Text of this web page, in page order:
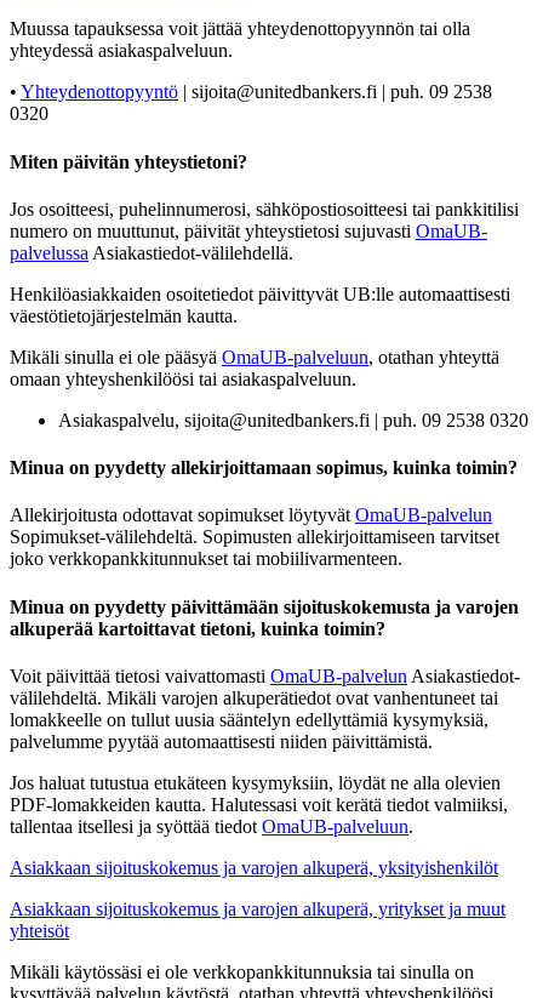
Muussa tapauksessa voit jättää yhteydenottopyynnön tai olla
yhteydessä asiakaspalveluun.
• Yhteydenottopyyntö | sijoita@unitedbankers.fi | puh. 09 2538
0320
Miten päivitän yhteystietoni?
Jos osoitteesi, puhelinnumerosi, sähköpostiosoitteesi tai pankkitilisi
numero on muuttunut, päivität yhteystietosi sujuvasti OmaUB-
palvelussa Asiakastiedot-välilehdellä.
Henkilöasiakkaiden osoitetiedot päivittyvät UB:lle automaattisesti
väestötietojärjestelmän kautta.
Mikäli sinulla ei ole pääsyä OmaUB-palveluun, otathan yhteyttä
omaan yhteyshenkilöösi tai asiakaspalveluun.
Asiakaspalvelu, sijoita@unitedbankers.fi | puh. 09 2538 0320
Minua on pyydetty allekirjoittamaan sopimus, kuinka toimin?
Allekirjoitusta odottavat sopimukset löytyvät OmaUB-palvelun
Sopimukset-välilehdeltä. Sopimusten allekirjoittamiseen tarvitset
joko verkkopankkitunnukset tai mobiilivarmenteen.
Minua on pyydetty päivittämään sijoituskokemusta ja varojen
alkuperää kartoittavat tietoni, kuinka toimin?
Voit päivittää tietosi vaivattomasti OmaUB-palvelun Asiakastiedot-
välilehdeltä. Mikäli varojen alkuperätiedot ovat vanhentuneet tai
lomakkeelle on tullut uusia sääntelyn edellyttämiä kysymyksiä,
palvelumme pyytää automaattisesti niiden päivittämistä.
Jos haluat tutustua etukäteen kysymyksiin, löydät ne alla olevien
PDF-lomakkeiden kautta. Halutessasi voit kerätä tiedot valmiiksi,
tallentaa itsellesi ja syöttää tiedot OmaUB-palveluun.
Asiakkaan sijoituskokemus ja varojen alkuperä, yksityishenkilöt
Asiakkaan sijoituskokemus ja varojen alkuperä, yritykset ja muut
yhteisöt
Mikäli käytössäsi ei ole verkkopankkitunnuksia tai sinulla on
kysyttävää palvelun käytöstä, otathan yhteyttä yhteyshenkilöösi.